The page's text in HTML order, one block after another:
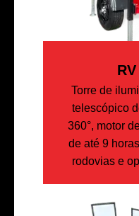
Torre de
telescópico
360°, motor
de até 9
rodovias e